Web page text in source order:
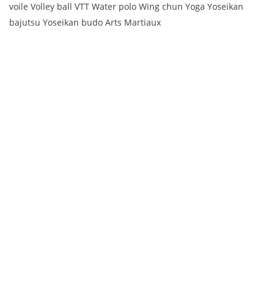
voile Volley ball VTT Water polo Wing chun Yoga Yoseikan
bajutsu Yoseikan budo Arts Martiaux